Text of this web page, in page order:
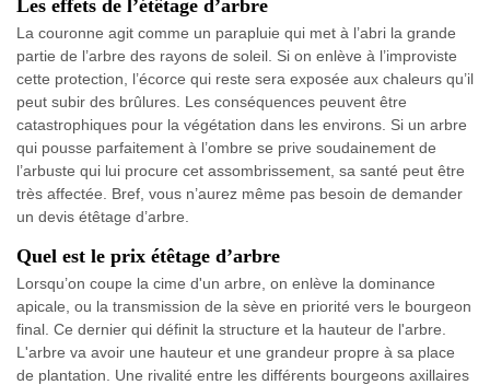
Les effets de l’étêtage d’arbre
La couronne agit comme un parapluie qui met à l’abri la grande
partie de l’arbre des rayons de soleil. Si on enlève à l’improviste
cette protection, l’écorce qui reste sera exposée aux chaleurs qu’il
peut subir des brûlures. Les conséquences peuvent être
catastrophiques pour la végétation dans les environs. Si un arbre
qui pousse parfaitement à l’ombre se prive soudainement de
l’arbuste qui lui procure cet assombrissement, sa santé peut être
très affectée. Bref, vous n’aurez même pas besoin de demander
un devis étêtage d’arbre.
Quel est le prix étêtage d’arbre
Lorsqu’on coupe la cime d'un arbre, on enlève la dominance
apicale, ou la transmission de la sève en priorité vers le bourgeon
final. Ce dernier qui définit la structure et la hauteur de l'arbre.
L'arbre va avoir une hauteur et une grandeur propre à sa place
de plantation. Une rivalité entre les différents bourgeons axillaires